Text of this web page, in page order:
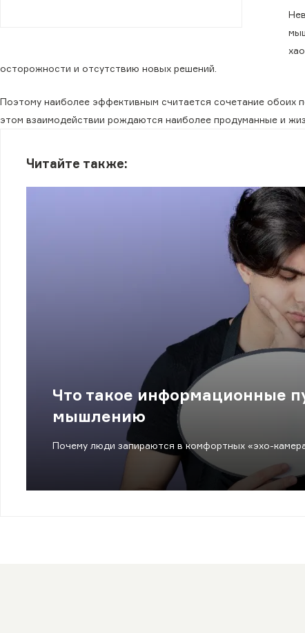
осторожности и отсутствию новых решений.
Поэтому наиболее эффективным считается сочетание обоих
этом взаимодействии рождаются наиболее продуманные и
Читайте также:
Что такое информационные
мышлению
Почему люди запираются в комфортных «эхо-